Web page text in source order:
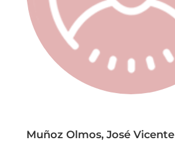
Muñoz Olmos, José Vicente